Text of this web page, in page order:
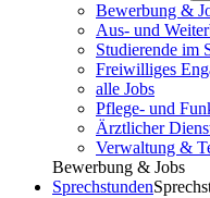
Bewerbung &
Aus- und
Studierende im
Freiwilliges
alle Jobs
Pflege- und
Ärztlicher
Verwaltung &
Bewerbung & Jobs
Sprechstunden